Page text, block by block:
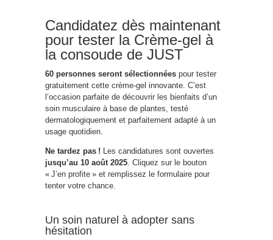
Candidatez dès maintenant
pour tester la Crème-gel à
la consoude de JUST
60 personnes seront sélectionnées pour tester
gratuitement cette crème-gel innovante. C’est
l’occasion parfaite de découvrir les bienfaits d’un
soin musculaire à base de plantes, testé
dermatologiquement et parfaitement adapté à un
usage quotidien.
Ne tardez pas ! Les candidatures sont ouvertes
jusqu’au 10 août 2025 . Cliquez sur le bouton
« J’en profite » et remplissez le formulaire pour
tenter votre chance.
Un soin naturel à adopter sans
hésitation